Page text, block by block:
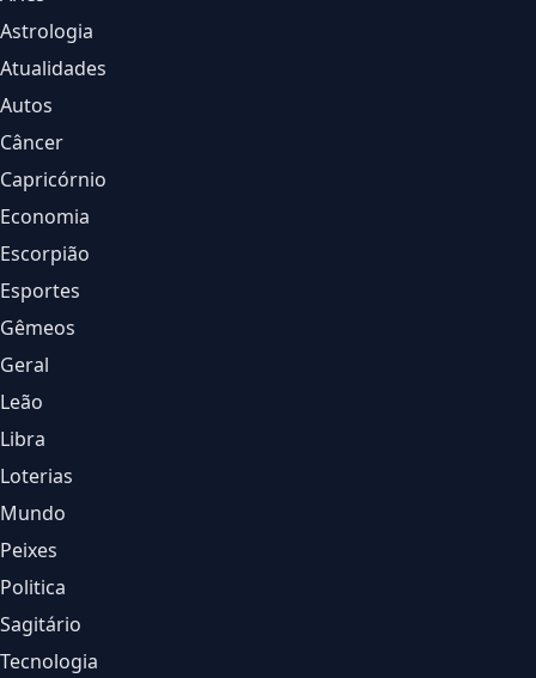
Astrologia
Atualidades
Autos
Câncer
Capricórnio
Economia
Escorpião
Esportes
Gêmeos
Geral
Leão
Libra
Loterias
Mundo
Peixes
Politica
Sagitário
Tecnologia